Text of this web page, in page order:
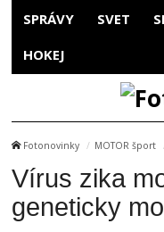
SPRÁVY SVET
HOKEJ
Fotonovinky MOTOR šport
Vírus zika
geneticky